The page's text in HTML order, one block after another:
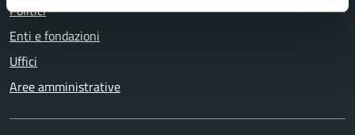
Politici
Enti e fondazioni
Uffici
Aree amministrative